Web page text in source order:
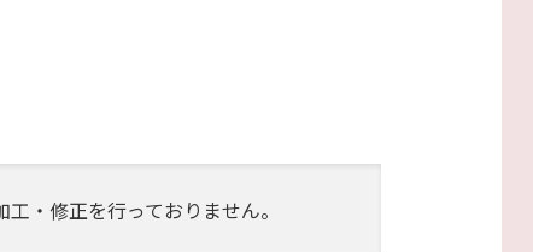
BIA-ALCL（乳房インプラン
・修正を行っておりません。